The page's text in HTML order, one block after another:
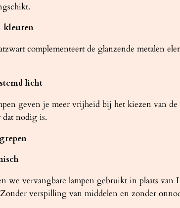
kleuren
complementeert de glanzende metalen
licht
geven je meer vrijheid bij het kiezen van
dat nodig is.
we vervangbare lampen gebruikt in plaats
verspilling van middelen en zonder